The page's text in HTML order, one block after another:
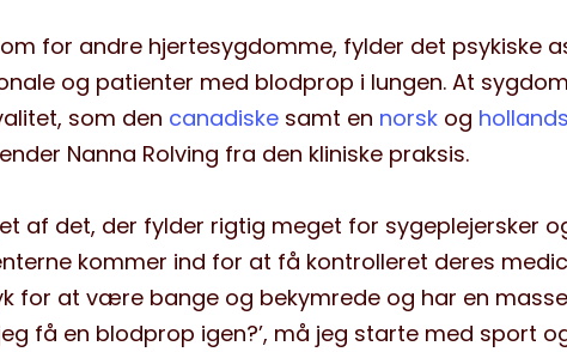
for andre hjertesygdomme, fylder det psykiske
og patienter med blodprop i lungen. At
som den canadiske samt en norsk og
Nanna Rolving fra den kliniske praksis.
af det, der fylder rigtig meget for sygeplejersker
kommer ind for at få kontrolleret deres
for at være bange og bekymrede og har en
få en blodprop igen?’, må jeg starte med sport